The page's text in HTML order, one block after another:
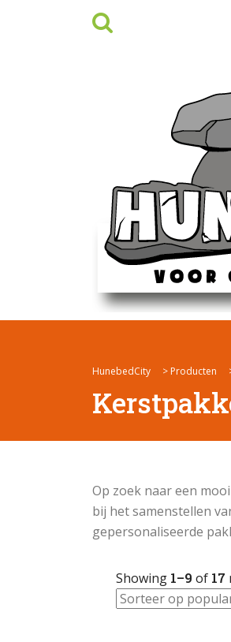
HunebedCity > Producten
Op zoek naar een
bij het samenstellen
gepersonaliseerde
Showing 1–9 of 17